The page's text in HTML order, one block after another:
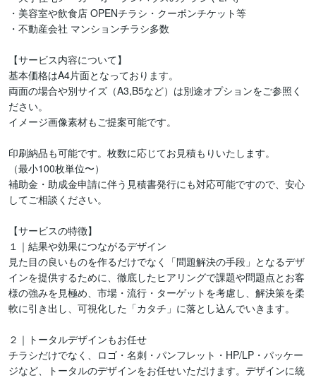
・美容室や飲食店 OPENチラシ・クーポンチケット等
・不動産会社 マンションチラシ多数
【サービス内容について】
基本価格はA4片面となっております。
両面の場合や別サイズ（A3,B5など）は別途オプションをご参照く
ださい。
イメージ画像素材もご提案可能です。
印刷納品も可能です。枚数に応じてお見積もりいたします。
（最小100枚単位〜）
補助金・助成金申請に伴う見積書発行にも対応可能ですので、安心
してご相談ください。
【サービスの特徴】
１｜結果や効果につながるデザイン
見た目の良いものを作るだけでなく「問題解決の手段」となるデザ
インを提供するために、徹底したヒアリングで課題や問題点とお客
様の強みを見極め、市場・流行・ターゲットを考慮し、解決策を柔
軟に引き出し、可視化した「カタチ」に落とし込んでいきます。
２｜トータルデザインもお任せ
チラシだけでなく、ロゴ・名刺・パンフレット・HP/LP・パッケー
ジなど、トータルのデザインをお任せいただけます。デザインに統